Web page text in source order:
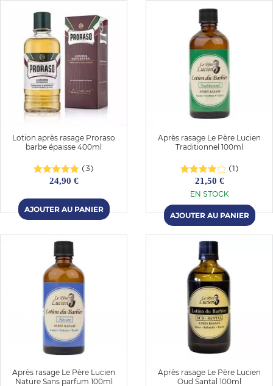
Lotion après rasage Proraso
barbe épaisse 400ml
(3)
24,90 €
Après rasage Le Père Lucien
Traditionnel 100ml
(1)
21,50 €
EN STOCK
Après rasage Le Père Lucien
Nature Sans parfum 100ml
Après rasage Le Père Lucien
Oud Santal 100ml